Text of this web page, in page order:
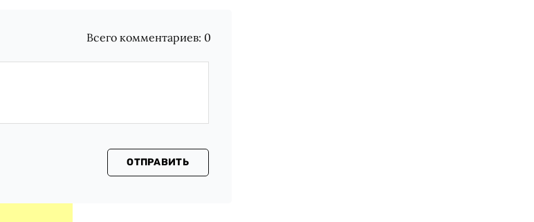
Всего комментариев: 0
ОТПРАВИТЬ